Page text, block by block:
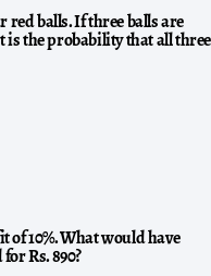
red balls. If three balls are
the probability that all three
of 10%. What would have
Rs. 890?